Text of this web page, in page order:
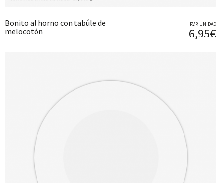
Bonito al horno con tabúle de
melocotón
P.V.P. UNIDAD
6,95€